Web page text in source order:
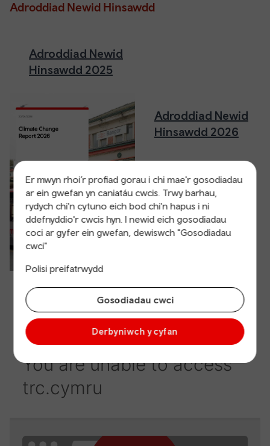
Er mwyn rhoi’r profiad gorau i chi mae'r gosodiadau
ar ein gwefan yn caniatáu cwcis. Trwy barhau,
rydych chi'n cytuno eich bod chi'n hapus i ni
ddefnyddio'r cwcis hyn. I newid eich gosodiadau
coci ar gyfer ein gwefan, dewiswch "Gosodiadau
cwci"
Polisi preifatrwydd
Gosodiadau cwci
Derbyniwch y cyfan
Adroddiad Newid Hinsawdd
Adroddiad Newid
Hinsawdd 2025
Adroddiad Newid
Hinsawdd 2026